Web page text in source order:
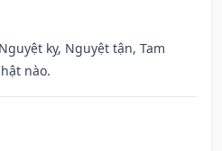
kỵ, Nguyệt tận, Tam
nào.